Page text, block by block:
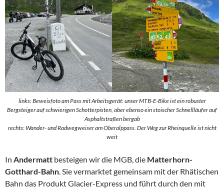
links:Beweisfoto am Pass mit Arbeitsgerät: unser MTB-E-Bike ist ein robuster
Bergsteiger auf schwierigen Schotterpisten, aber ebenso ein stoischer Schnellläufer auf
Asphaltstraßen bergab
rechts: Wander- und Radwegweiser am Oberalppass. Der Weg zur Rheinquelle ist nicht
weit
In Andermatt besteigen wir die MGB, die Matterhorn-
Gotthard-Bahn. Sie vermarktet gemeinsam mit der Rhätischen
Bahn das Produkt Glacier-Express und führt durch den mit